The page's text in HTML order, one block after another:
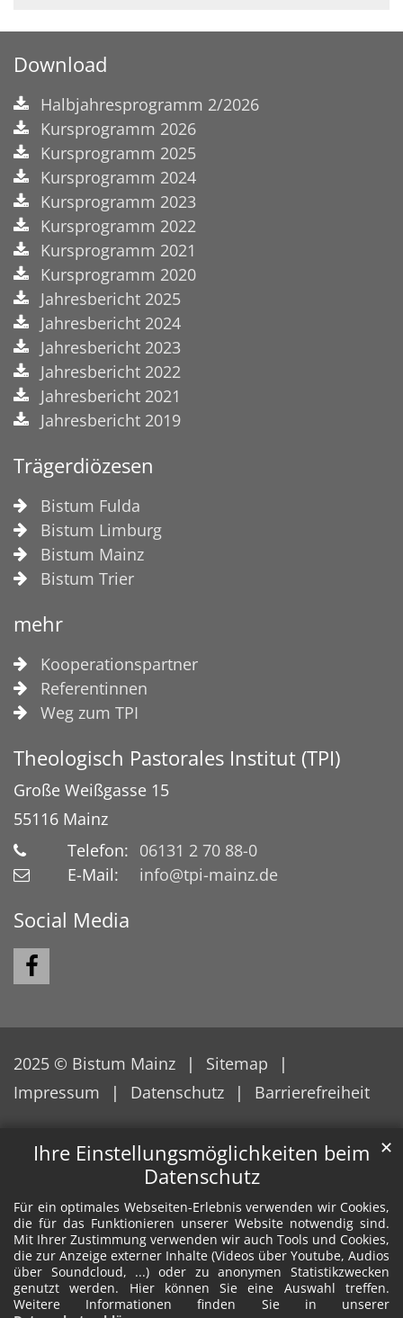
Ihre Einstellungsmöglichkeiten beim
Datenschutz
Für ein optimales Webseiten-Erlebnis verwenden wir Cookies,
die für das Funktionieren unserer Website notwendig sind.
Mit Ihrer Zustimmung verwenden wir auch Tools und Cookies,
die zur Anzeige externer Inhalte (Videos über Youtube, Audios
über Soundcloud, ...) oder zu anonymen Statistikzwecken
genutzt werden. Hier können Sie eine Auswahl treffen.
Weitere Informationen finden Sie in unserer
✕
Download
Halbjahresprogramm 2/2026
Kursprogramm 2026
Kursprogramm 2025
Kursprogramm 2024
Kursprogramm 2023
Kursprogramm 2022
Kursprogramm 2021
Kursprogramm 2020
Jahresbericht 2025
Jahresbericht 2024
Jahresbericht 2023
Jahresbericht 2022
Jahresbericht 2021
Jahresbericht 2019
Trägerdiözesen
Bistum Fulda
Bistum Limburg
Bistum Mainz
Bistum Trier
mehr
Kooperationspartner
Referentinnen
Weg zum TPI
Theologisch Pastorales Institut (TPI)
Große Weißgasse 15
55116 Mainz
Telefon: 06131 2 70 88-0
E-Mail:
info@tpi-mainz.de
Social Media
2025 © Bistum Mainz
Sitemap
Impressum
Datenschutz Barrierefreiheit